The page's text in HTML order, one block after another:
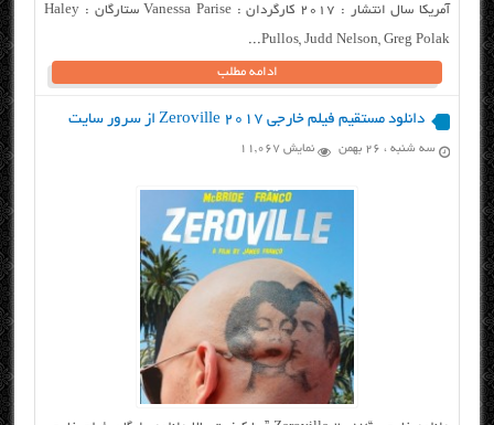
آمریکا سال انتشار : ۲۰۱۷ کارگردان : Vanessa Parise ستارگان : Haley
Pullos, Judd Nelson, Greg Polak...
ادامه مطلب
دانلود مستقیم فیلم خارجی Zeroville 2017 از سرور سایت
سه شنبه ، ۲۶ بهمن نمایش 11,067